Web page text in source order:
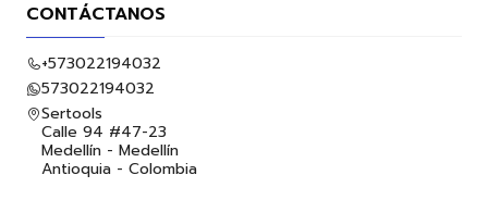
CONTÁCTANOS
+573022194032
573022194032
Sertools
Calle 94 #47-23
Medellín - Medellín
Antioquia - Colombia